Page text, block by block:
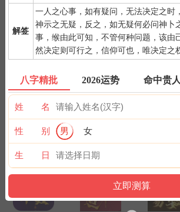
解签
一人之心事，如有疑问，无法决定之时
神示之无疑，反之，如无疑何必问神卜
事，缑由此可知，不管何种问题，该由
然决定则可行之，信仰可也，唯决定之
八字精批 2026运势 命中贵人
姓 名
性 别 男 女
生 日
月老灵签是公认为最灵验的姻缘签诗，抽
秉除杂念，先双手合手默念，月下老人，指点
情；最后点上面的签筒开始抽签！心诚则灵，
很高。
3） 抽签的时间：中午十二点左右和晚上十一
一点是阴阳相接之时，最适宜抽签，抽签的信
和打雷下大雨时不要抽签，因为此时信息不稳。